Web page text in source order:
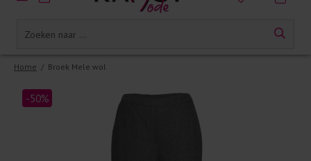
Gratis verzending in Nederland vanaf €75,-
Home / Broek Mele wol
-50%